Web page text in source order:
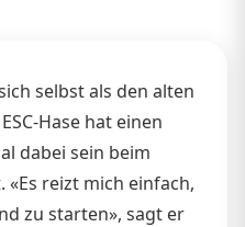
selbst als den alten
Hase hat einen
dabei sein beim
«Es reizt mich einfach,
zu starten», sagt er